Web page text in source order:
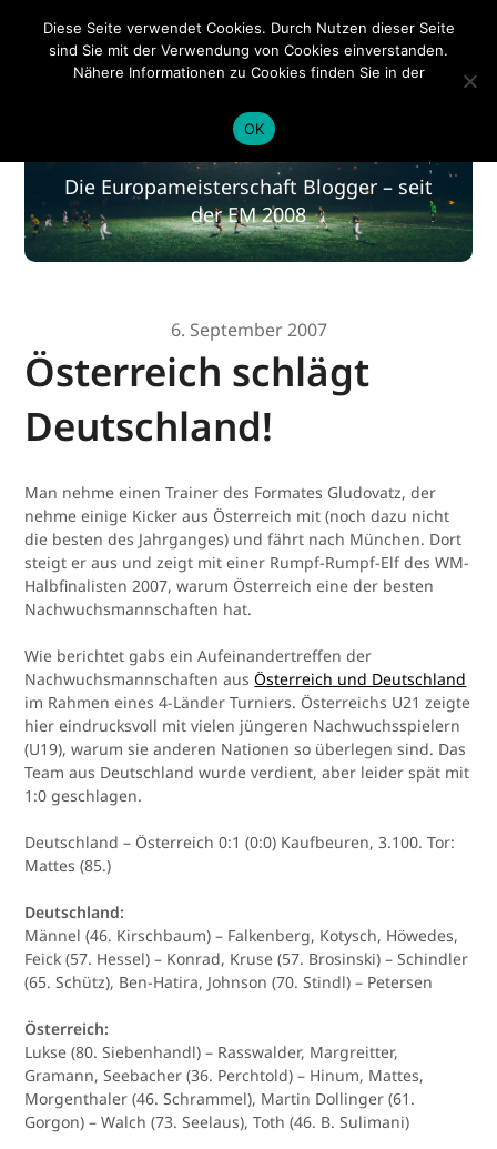
EM 2020
EM 2020
Die Europameisterschaft Blogger – seit
der EM 2008
6. September 2007
Österreich schlägt
Deutschland!
Man nehme einen Trainer des Formates Gludovatz, der
nehme einige Kicker aus Österreich mit (noch dazu nicht
die besten des Jahrganges) und fährt nach München. Dort
steigt er aus und zeigt mit einer Rumpf-Rumpf-Elf des WM-
Halbfinalisten 2007, warum Österreich eine der besten
Nachwuchsmannschaften hat.
Wie berichtet gabs ein Aufeinandertreffen der
Nachwuchsmannschaften ausÖsterreich und Deutschland
im Rahmen eines 4-Länder Turniers. Österreichs U21 zeigte
hier eindrucksvoll mit vielen jüngeren Nachwuchsspielern
(U19), warum sie anderen Nationen so überlegen sind. Das
Team aus Deutschland wurde verdient, aber leider spät mit
1:0 geschlagen.
Deutschland – Österreich 0:1 (0:0) Kaufbeuren, 3.100. Tor:
Mattes (85.)
Deutschland:
Männel (46. Kirschbaum) – Falkenberg, Kotysch, Höwedes,
Feick (57. Hessel) – Konrad, Kruse (57. Brosinski) – Schindler
(65. Schütz), Ben-Hatira, Johnson (70. Stindl) – Petersen
Österreich:
Lukse (80. Siebenhandl) – Rasswalder, Margreitter,
Gramann, Seebacher (36. Perchtold) – Hinum, Mattes,
Morgenthaler (46. Schrammel), Martin Dollinger (61.
Gorgon) – Walch (73. Seelaus), Toth (46. B. Sulimani)
Diese Seite verwendet Cookies. Durch Nutzen dieser Seite
sind Sie mit der Verwendung von Cookies einverstanden.
Nähere Informationen zu Cookies finden Sie in der
OK